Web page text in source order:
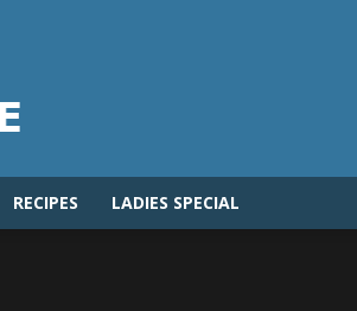
RECIPES LADIES SPECIAL